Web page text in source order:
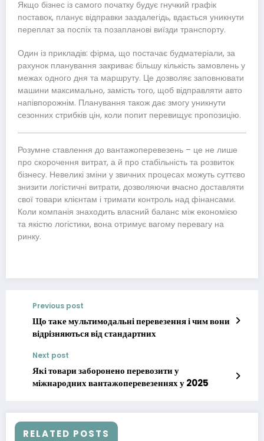
Якщо бізнес із самого початку будує гнучкий графік
поставок, планує відправки заздалегідь, вдається уникнути
переплат за поспіх та позапланові виїзди транспорту.
Один із прикладів: фірма, що постачає будматеріали, за
рахунок планування закриває більшу кількість замовлень у
межах одного дня та маршруту. Це дозволяє заповнювати
машини максимально, замість того, щоб відправляти авто
напівпорожнім. Планування також дає змогу уникнути
сезонних стрибків цін, коли попит перевищує пропозицію.
Розумне ставлення до вантажоперевезень – це не лише
про скорочення витрат, а й про стабільність та розвиток
бізнесу. Невеликі зміни у звичних процесах можуть суттєво
знизити логістичні витрати, дозволяючи вчасно доставляти
свої товари клієнтам і тримати контроль над фінансами.
Коли компанія знаходить власний баланс між економією
та якістю логістики, вона отримує вагому перевагу на
ринку.
Previous post
Що таке мультимодальні перевезення і чим вони
відрізняються від стандартних
Next post
Які товари заборонено перевозити у
міжнародних вантажоперевезеннях у 2025
RELATED POSTS